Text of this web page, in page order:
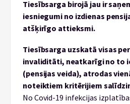
Tiesībsarga birojā jau ir
iesniegumi no izdienas
atšķirīgo attieksmi.
Tiesībsarga uzskatā visas
invaliditāti, neatkarīgi no to
(pensijas veida), atrodas
noteiktiem kritērijiem
No Covid-19 infekcijas